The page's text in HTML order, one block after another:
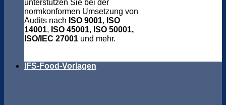
unterstützen Sie bei der
normkonformen Umsetzung von
Audits nach ISO 9001, ISO
14001, ISO 45001, ISO 50001,
ISO/IEC 27001 und mehr.
IFS-Food-Vorlagen